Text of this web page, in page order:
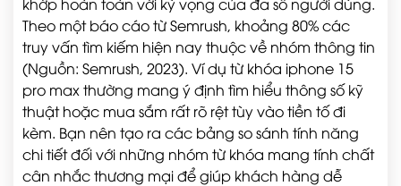
Theo một báo cáo từ Semrush, khoảng 80% các
truy vấn tìm kiếm hiện nay thuộc về nhóm thông tin
(Nguồn: Semrush, 2023). Ví dụ từ khóa iphone 15
pro max thường mang ý định tìm hiểu thông số kỹ
thuật hoặc mua sắm rất rõ rệt tùy vào tiền tố đi
kèm. Bạn nên tạo ra các bảng so sánh tính năng
chi tiết đối với những nhóm từ khóa mang tính chất
cân nhắc thương mại để giúp khách hàng dễ